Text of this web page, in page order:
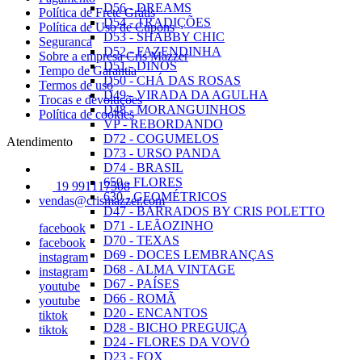
D56 - DREAMS
D54 - TRADIÇÕES
D53 - SHABBY CHIC
D52 - FAZENDINHA
D51 - DINOS
D50 - CHÁ DAS ROSAS
D49 - VIRADA DA AGULHA
D48 - MORANGUINHOS
VP - REBORDANDO
D72 - COGUMELOS
D73 - URSO PANDA
D74 - BRASIL
650 - FLORES
630 - GEOMÉTRICOS
D47 - BARRADOS BY CRIS POLETTO
D71 - LEÃOZINHO
D70 - TEXAS
D69 - DOCES LEMBRANÇAS
D68 - ALMA VINTAGE
D67 - PAÍSES
D66 - ROMÃ
D20 - ENCANTOS
D28 - BICHO PREGUIÇA
D24 - FLORES DA VOVÓ
D23 - FOX
Política de Frete Grátis
Política de Uso de Cupons
Seguranca
Sobre a empresa Cris Mazzer
Tempo de Garantia
Termos de uso
Trocas e devoluções
Política de cookies
Atendimento
19 991117508
vendas@crismazzer.com
facebook
facebook
instagram
instagram
youtube
youtube
tiktok
tiktok